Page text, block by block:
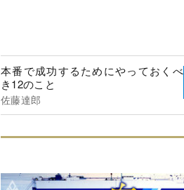
本番で成功するためにやっておくべ
き12のこと
佐藤達郎